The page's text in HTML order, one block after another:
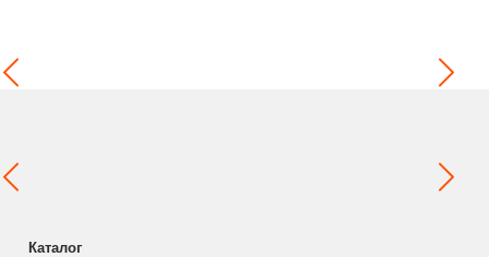
Каталог